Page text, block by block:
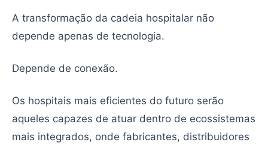
A transformação da cadeia hospitalar não
depende apenas de tecnologia.
Depende de conexão.
Os hospitais mais eficientes do futuro serão
aqueles capazes de atuar dentro de ecossistemas
mais integrados, onde fabricantes, distribuidores